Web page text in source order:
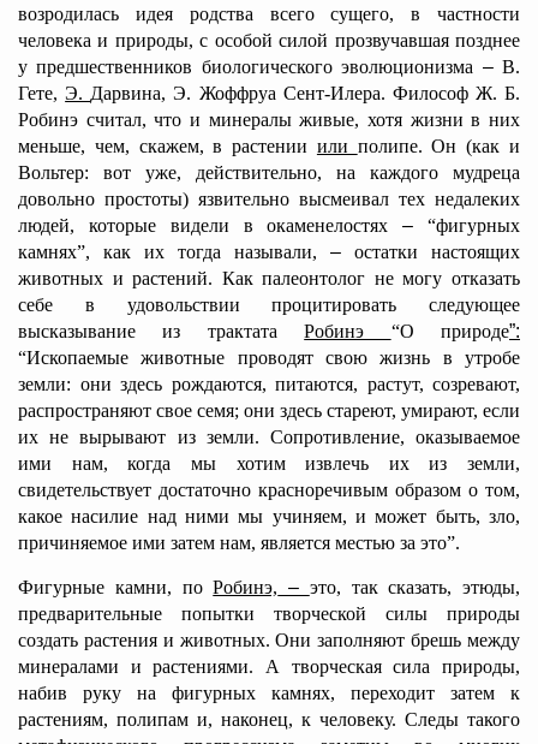
возродилась идея родства всего сущего, в частности
человека и природы, с особой силой прозвучавшая позднее
у предшественников биологического эволюционизма –В.
Гете,Э. Дарвина, Э. Жоффруа Сент-Илера. Философ Ж. Б.
Робинэ считал, что и минералы живые, хотя жизни в них
меньше, чем, скажем, в растении или полипе. Он (как и
Вольтер: вот уже, действительно, на каждого мудреца
довольно простоты) язвительно высмеивал тех недалеких
людей, которые видели в окаменелостях– “фигурных
камнях”, как их тогда называли, – остатки настоящих
животных и растений. Как палеонтолог не могу отказать
себе в удовольствии процитировать следующее
высказывание из трактатаРобинэ “О природе”:
“Ископаемые животные проводят свою жизнь в утробе
земли: они здесь рождаются, питаются, растут, созревают,
распространяют свое семя; они здесь стареют, умирают, если
их не вырывают из земли. Сопротивление, оказываемое
ими нам, когда мы хотим извлечь их из земли,
свидетельствует достаточно красноречивым образом о том,
какое насилие над ними мы учиняем, и может быть, зло,
причиняемое ими затем нам, является местью за это”.
Фигурные камни, поРобинэ, – это, так сказать, этюды,
предварительные попытки творческой силы природы
создать растения и животных. Они заполняют брешь между
минералами и растениями. А творческая сила природы,
набив руку на фигурных камнях, переходит затем к
растениям, полипам и, наконец, к человеку. Следы такого